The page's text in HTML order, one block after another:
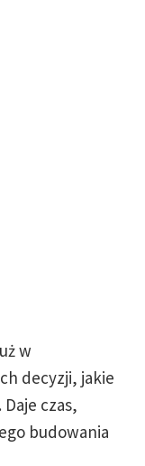
w
decyzji, jakie
czas,
budowania